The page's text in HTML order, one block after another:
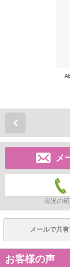
メ
現況の
メールで共
お客様の声